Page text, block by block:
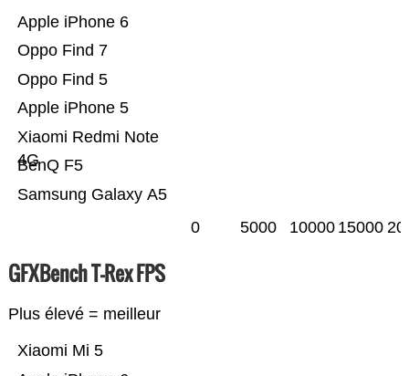
Samsung Galaxy A5
BenQ F5
Xiaomi Redmi Note
4G
Apple iPhone 5
Oppo Find 5
Oppo Find 7
Apple iPhone 6
0 5000 10000 15000
GFXBench T-Rex FPS
Plus élevé = meilleur
Xiaomi Mi 5